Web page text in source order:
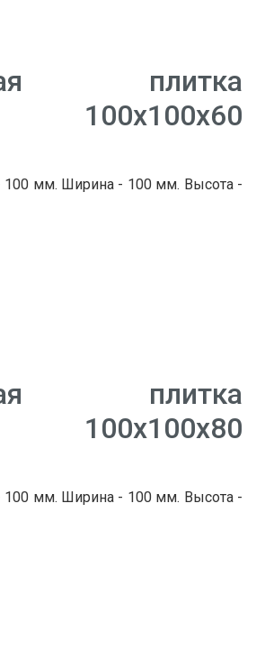
плитка
100х100х60
100 мм. Ширина - 100 мм. Высота -
плитка
100х100х80
100 мм. Ширина - 100 мм. Высота -